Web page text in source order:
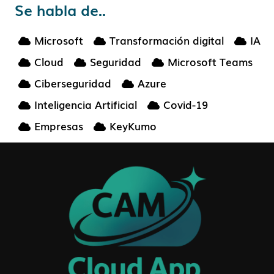
Se habla de..
Microsoft Transformación digital
IA
Cloud
Seguridad
Microsoft Teams
Ciberseguridad
Azure
Inteligencia Artificial
Covid-19
Empresas
KeyKumo